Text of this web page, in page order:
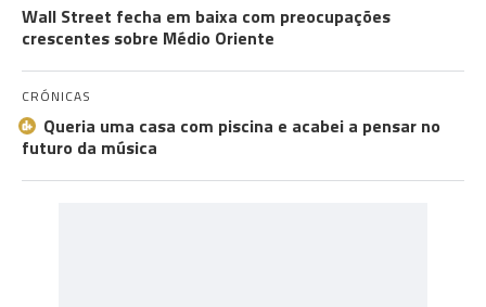
Wall Street fecha em baixa com preocupações
crescentes sobre Médio Oriente
CRÓNICAS
Queria uma casa com piscina e acabei a pensar no
futuro da música